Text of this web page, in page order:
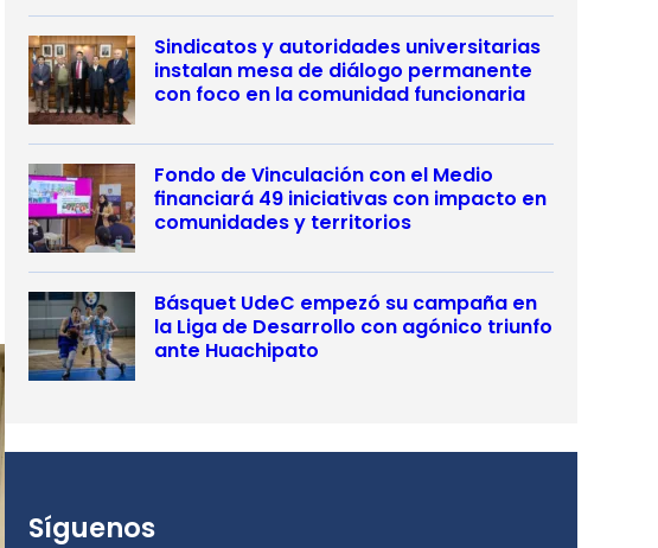
Sindicatos y autoridades universitarias
instalan mesa de diálogo permanente
con foco en la comunidad funcionaria
Fondo de Vinculación con el Medio
financiará 49 iniciativas con impacto en
comunidades y territorios
Básquet UdeC empezó su campaña en
la Liga de Desarrollo con agónico triunfo
ante Huachipato
Síguenos